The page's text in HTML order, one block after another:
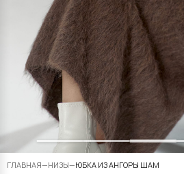
ГЛАВНАЯ—НИЗЫ—ЮБКА ИЗ АНГОРЫ ШАМ